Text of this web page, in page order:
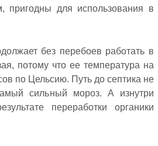
для использования в
без перебоев работать в
потому что ее температура на
по Цельсию. Путь до септика не
сильный мороз. А изнутри
переработки органики